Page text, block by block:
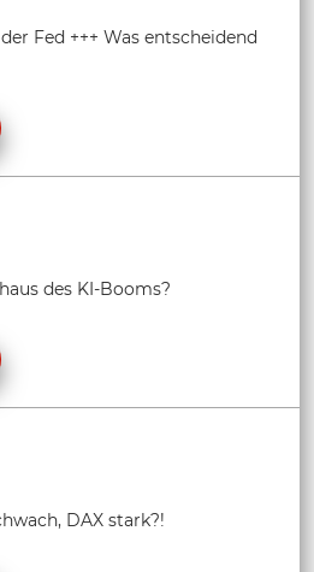
Fed +++ Was entscheidend
des KI-Booms?
DAX stark?!